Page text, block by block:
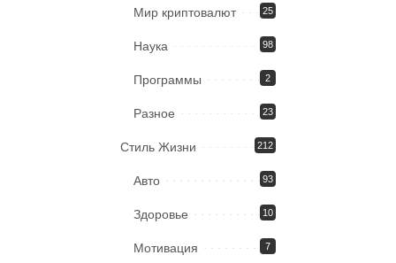
Мир криптовалют 25
Наука 98
Программы 2
Разное 23
Стиль Жизни 212
Авто 93
Здоровье 10
Мотивация 7